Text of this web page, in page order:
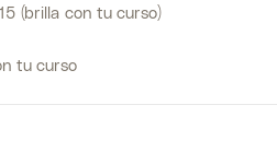
15 (brilla con tu curso)
tu curso